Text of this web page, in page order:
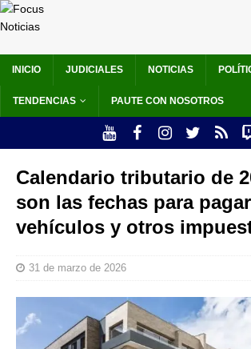
INICIO JUDICIALES NOTICIAS
TENDENCIAS PAUTE CON NOSOTROS
Calendario tributario de
son las fechas para
vehículos y otros
31 de marzo de 2026